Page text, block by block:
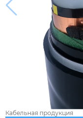
Кабельная продукция